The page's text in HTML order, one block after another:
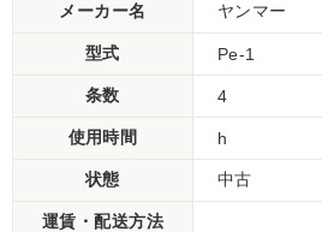
メーカー名 ヤンマー
型式 Pe-1
条数 4
使用時間 h
状態 中古
運賃・配送方法